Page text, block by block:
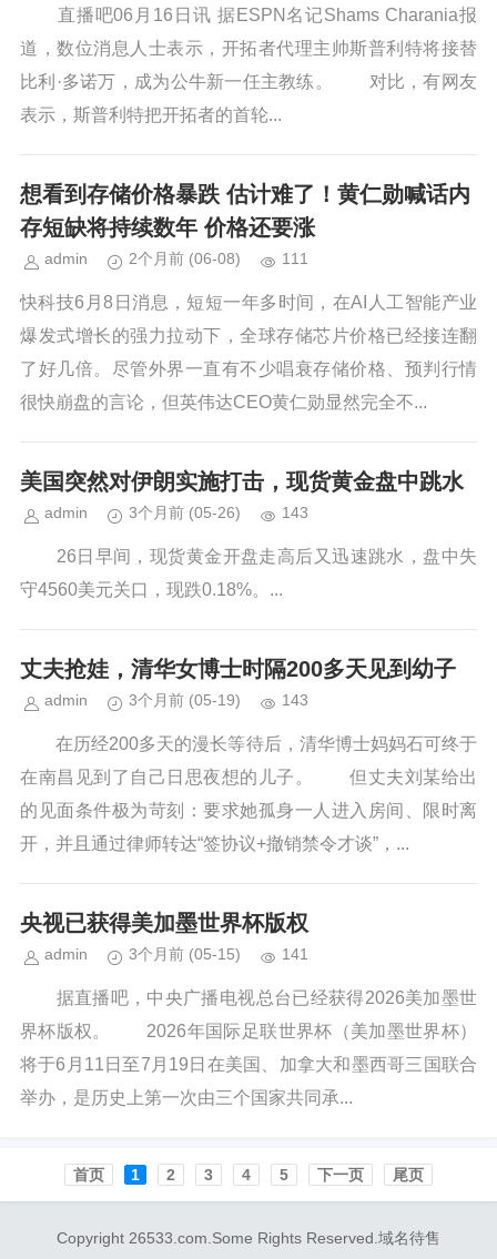
直播吧06月16日讯 据ESPN名记Shams Charania报
道，数位消息人士表示，开拓者代理主帅斯普利特将接替
比利·多诺万，成为公牛新一任主教练。 对比，有网友
表示，斯普利特把开拓者的首轮...
想看到存储价格暴跌 估计难了！黄仁勋喊话内
存短缺将持续数年 价格还要涨
admin 2个月前 (06-08) 111
快科技6月8日消息，短短一年多时间，在AI人工智能产业
爆发式增长的强力拉动下，全球存储芯片价格已经接连翻
了好几倍。尽管外界一直有不少唱衰存储价格、预判行情
很快崩盘的言论，但英伟达CEO黄仁勋显然完全不...
美国突然对伊朗实施打击，现货黄金盘中跳水
admin 3个月前 (05-26) 143
26日早间，现货黄金开盘走高后又迅速跳水，盘中失
守4560美元关口，现跌0.18%。...
丈夫抢娃，清华女博士时隔200多天见到幼子
admin 3个月前 (05-19) 143
在历经200多天的漫长等待后，清华博士妈妈石可终于
在南昌见到了自己日思夜想的儿子。 但丈夫刘某给出
的见面条件极为苛刻：要求她孤身一人进入房间、限时离
开，并且通过律师转达“签协议+撤销禁令才谈”，...
央视已获得美加墨世界杯版权
admin 3个月前 (05-15) 141
据直播吧，中央广播电视总台已经获得2026美加墨世
界杯版权。 2026年国际足联世界杯（美加墨世界杯）
将于6月11日至7月19日在美国、加拿大和墨西哥三国联合
举办，是历史上第一次由三个国家共同承...
首页️ 1 2 3 4 5 下一页 尾页
Copyright 26533.com.Some Rights Reserved.域名待售